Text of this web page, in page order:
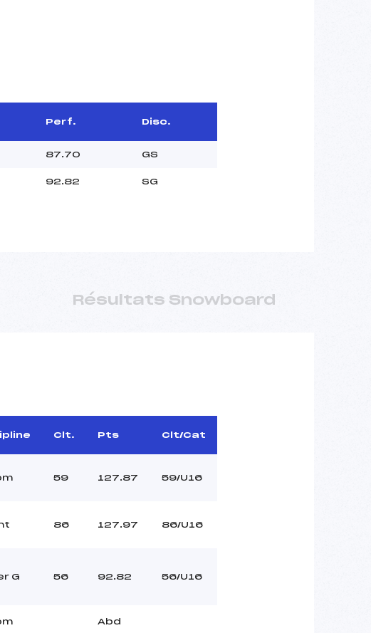
Perf. Disc.
87.70 GS
92.82 SG
Résultats Snowboard
Clt. Pts Clt/Cat
59 127.87 59/U16
86 127.97 86/U16
G 56 92.82 56/U16
Abd